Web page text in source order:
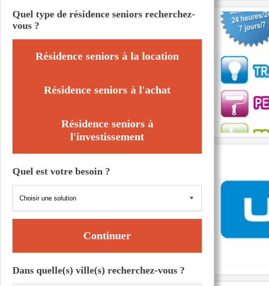
Quel type de résidence seniors recherchez-
vous ?
Résidence seniors à la location
Résidence seniors à l'achat
Résidence seniors à
l'investissement
Quel est votre besoin ?
Continuer
Dans quelle(s) ville(s) recherchez-vous ?